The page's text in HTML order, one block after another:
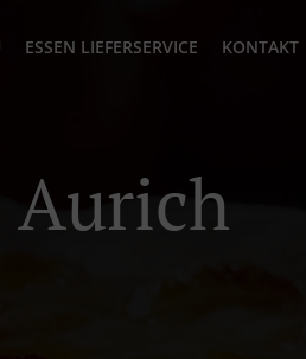
ESSEN LIEFERSERVICE KONTAKT
Aurich